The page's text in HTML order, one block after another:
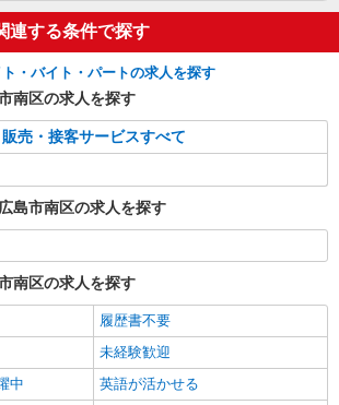
頂くと, インセンティブ支給(規定
) ゜・。○。・゜+゜・。○。・゜+゜
連する条件で探す
・バイト・パートの求人を探す
南区の求人を探す
販売・接客サービスすべて
島市南区の求人を探す
南区の求人を探す
履歴書不要
未経験歓迎
中
英語が活かせる